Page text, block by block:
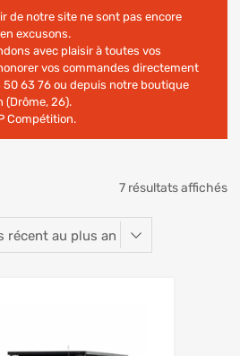
de notre site ne sont pas encore
excusons.
avec plaisir à toutes vos
vos commandes directement
50 63 76 ou depuis notre boutique
(Drôme, 26).
Compétition.
7 résultats affichés